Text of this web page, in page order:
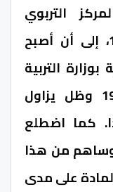
التربوي
الجهوي للرباط- سلا عام 1980، إلى أن أصبح
التربية
الوطنية ابتداء من سنة 1981 وظل يزاول
كما اضطلع
وساهم من هذا
على مدى